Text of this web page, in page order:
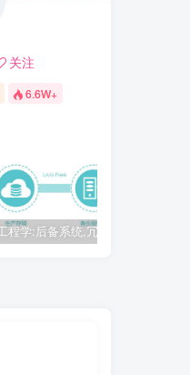
关注
6.6W+